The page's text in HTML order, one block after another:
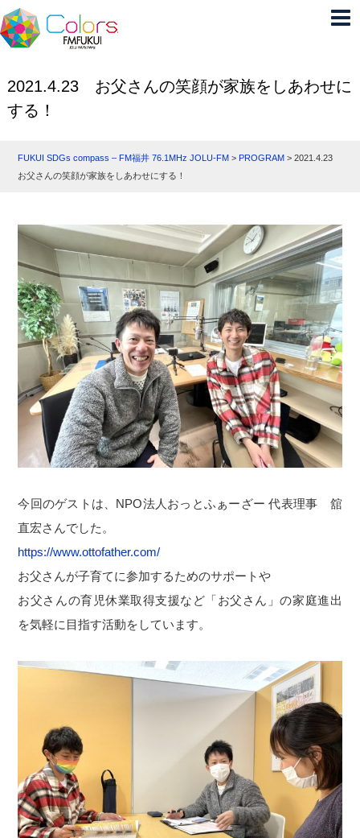
2021.4.23 お父さんの笑顔が家族をしあわせに
する！
FUKUI SDGs compass – FM福井 76.1MHz JOLU-FM > PROGRAM >2021.4.23
お父さんの笑顔が家族をしあわせにする！
今回のゲストは、NPO法人おっとふぁーざー 代表理事 舘
直宏さんでした。
https://www.ottofather.com/
お父さんが子育てに参加するためのサポートや
お父さんの育児休業取得支援など「お父さん」の家庭進出
を気軽に目指す活動をしています。